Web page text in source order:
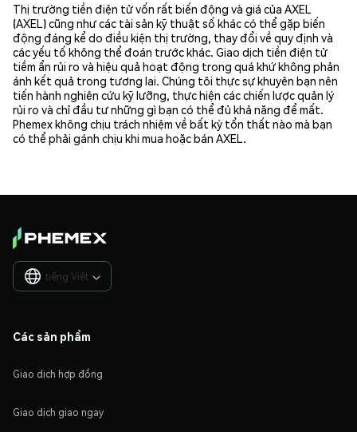
Thị trường tiền điện tử vốn rất biến động và giá của AXEL
(AXEL) cũng như các tài sản kỹ thuật số khác có thể gặp biến
động đáng kể do điều kiện thị trường, thay đổi về quy định và
các yếu tố không thể đoán trước khác. Giao dịch tiền điện tử
tiềm ẩn rủi ro và hiệu quả hoạt động trong quá khứ không phản
ánh kết quả trong tương lai. Chúng tôi thực sự khuyên bạn nên
tiến hành nghiên cứu kỹ lưỡng, thực hiện các chiến lược quản lý
rủi ro và chỉ đầu tư những gì bạn có thể đủ khả năng để mất.
Phemex không chịu trách nhiệm về bất kỳ tổn thất nào mà bạn
có thể phải gánh chịu khi mua hoặc bán AXEL.
tiếng Việt 
Các sản phẩm
Giao dịch hợp đồng
Giao dịch giao ngay